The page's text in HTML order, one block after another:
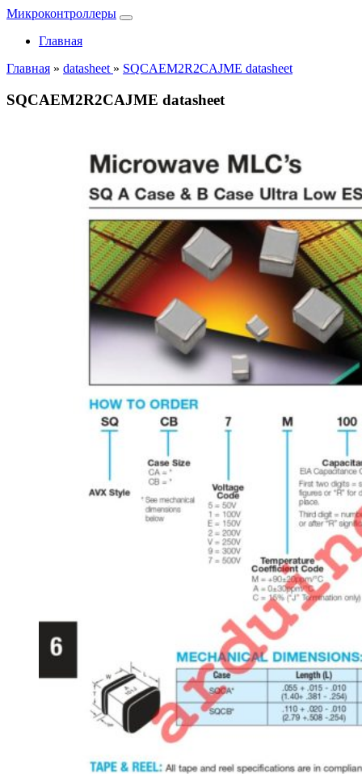
Микроконтроллеры
Главная
Главная » datasheet » SQCAEM2R2CAJME datasheet
SQCAEM2R2CAJME datasheet